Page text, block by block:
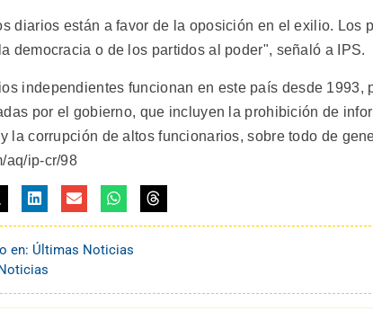
diarios están a favor de la oposición en el exilio. Los
democracia o de los partidos al poder", señaló a IPS.
independientes funcionan en este país desde
por el gobierno, que incluyen la prohibición de
la corrupción de altos funcionarios, sobre todo de
aq/ip-cr/98
en: Últimas Noticias